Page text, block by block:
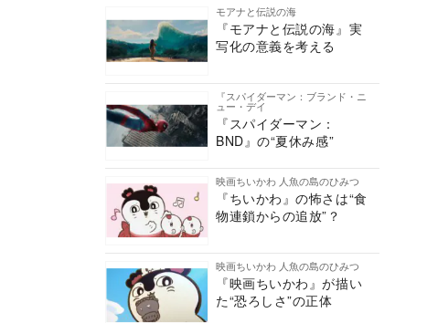
モアナと伝説の海
『モアナと伝説の海』実
写化の意義を考える
『スパイダーマン：ブランド・ニ
ュー・デイ
『スパイダーマン：
BND』の“夏休み感”
映画ちいかわ 人魚の島のひみつ
『ちいかわ』の怖さは“食
物連鎖からの追放”？
映画ちいかわ 人魚の島のひみつ
『映画ちいかわ』が描い
た“恐ろしさ”の正体